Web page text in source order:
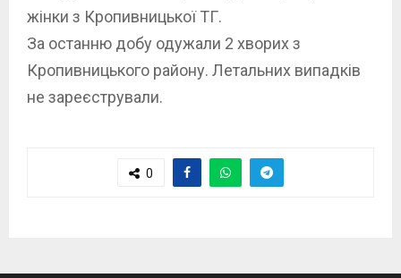
жінки з Кропивницької ТГ.
За останню добу одужали 2 хворих з
Кропивницького району. Летальних випадків
не зареєстрували.
0